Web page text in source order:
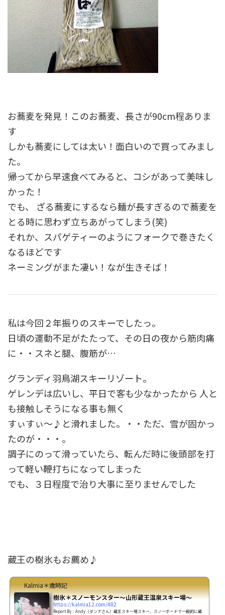
お蕎麦を発見！このお蕎麦、長さが90cm程ありま
す
しかも蕎麦にしては太い！面白いので買ってみまし
た。
帰ってから早速食べてみると、コシがあって美味し
かった！
でも、 ざる蕎麦にするなら麺が長すぎるので蕎麦を
とる時に思わず立ちあがってしまう(笑)
それか、スパゲティーのようにフォークで巻きたく
なるほどです
ネーミングがまた凄い！なが生きそば！
私は今回２年振りのスキーでしたっ。
日頃の運動不足がたたって、その日の夜から筋肉痛
に・・スネと腿、腹筋が…
グランディ羽鳥湖スキーリゾート。
ゲレンデは広いし、平日で客も少なかったから 人と
も接触しそうになる事も無く
すぃすぃ～♪と滑れました。・・ただ、雪が固かっ
たのが・・・。
調子にのって滑っていたら、転んだ時に後頭部を打
って軽い鞭打ちになってしまった
でも、３日程度で治り大事に至りませんでした
蔵王の樹氷もお薦め♪
Kalmia＊歳時記
樹氷＊スノーモンスター～山形蔵王温泉スキー場～
https://kalmia12.com/482
Report By：Andy（ダンナさん）蔵王スキー場スキー、スノーボードで一般的に蔵